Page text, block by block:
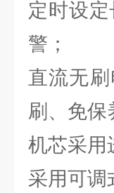
定时设
警；
直流无
刷、免保
机芯采用
采用可调